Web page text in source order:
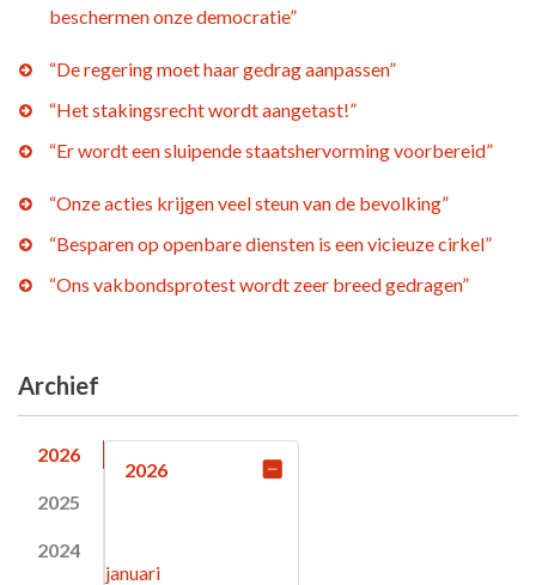
beschermen onze democratie”
“De regering moet haar gedrag aanpassen”
“Het stakingsrecht wordt aangetast!”
“Er wordt een sluipende staatshervorming voorbereid”
“Onze acties krijgen veel steun van de bevolking”
“Besparen op openbare diensten is een vicieuze cirkel”
“Ons vakbondsprotest wordt zeer breed gedragen”
Archief
2026
2025
2024
2026
januari